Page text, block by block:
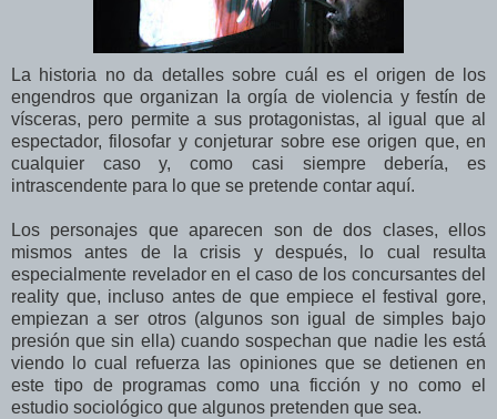
La historia no da detalles sobre cuál es el origen de los
engendros que organizan la orgía de violencia y festín de
vísceras, pero permite a sus protagonistas, al igual que al
espectador, filosofar y conjeturar sobre ese origen que, en
cualquier caso y, como casi siempre debería, es
intrascendente para lo que se pretende contar aquí.
Los personajes que aparecen son de dos clases, ellos
mismos antes de la crisis y después, lo cual resulta
especialmente revelador en el caso de los concursantes del
reality que, incluso antes de que empiece el festival gore,
empiezan a ser otros (algunos son igual de simples bajo
presión que sin ella) cuando sospechan que nadie les está
viendo lo cual refuerza las opiniones que se detienen en
este tipo de programas como una ficción y no como el
estudio sociológico que algunos pretenden que sea.